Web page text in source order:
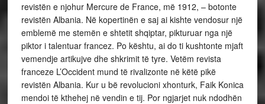
revistën e njohur Mercure de France, më 1912, – botonte
revistën Albania. Në kopertinën e saj ai kishte vendosur një
emblemë me stemën e shtetit shqiptar, pikturuar nga një
piktor i talentuar francez. Po kështu, ai do ti kushtonte mjaft
vemendje artikujve dhe shkrimit të tyre. Vetëm revista
franceze L’Occident mund të rivalizonte në këtë pikë
revistën Albania. Kur u bë revolucioni xhonturk, Faik Konica
mendoi të kthehej në vendin e tij. Por ngjarjet nuk ndodhën